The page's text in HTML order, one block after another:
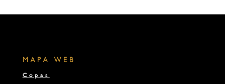
MAPA WEB
Copas